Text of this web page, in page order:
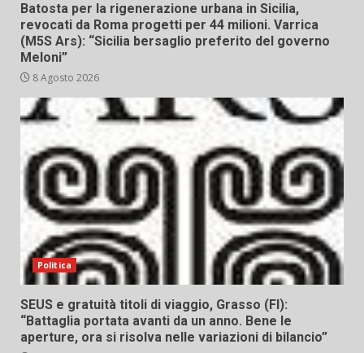
Batosta per la rigenerazione urbana in Sicilia,
revocati da Roma progetti per 44 milioni. Varrica
(M5S Ars): “Sicilia bersaglio preferito del governo
Meloni”
8 Agosto 2026
Politica
SEUS e gratuità titoli di viaggio, Grasso (FI):
“Battaglia portata avanti da un anno. Bene le
aperture, ora si risolva nelle variazioni di bilancio”